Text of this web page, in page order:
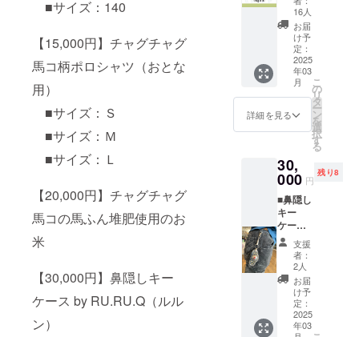
■サイズ：140
【15,000円】チャグチャグ
馬コ柄ポロシャツ（おとな
用）
■サイズ：Ｓ
■サイズ：Ｍ
■サイズ：Ｌ
【20,000円】チャグチャグ
馬コの馬ふん堆肥使用のお
米
【30,000円】鼻隠しキー
ケース by RU.RU.Q（ルル
ン）
電話番
号は必
ずご入
力くだ
さい。
※返品・
交換は
承って
おりま
めご了
承くだ
さい
使用の
お米】
チャグ
チャグ
馬コの
馬ふん
堆肥で
作られ
たお米
です。
※1kg×3
届けと
なりま
す。 ※
原材料
及び添
加物等
の食品
表示は
お届け
商品の
ラベル
に表記
されま
す。 商
16人
お届
け予
定：
2025
年03
月
詳細を見る
こ
の
リ
タ
ー
ン
を
選
択
す
る
30,
000 円
残り8
■鼻隠し
キー
ケース
by
RU.RU.
Q（ルル
ン） 馬
コの鼻
を守る
「鼻隠
し」を
支援
者：
2人
お届
け予
定：
2025
年03